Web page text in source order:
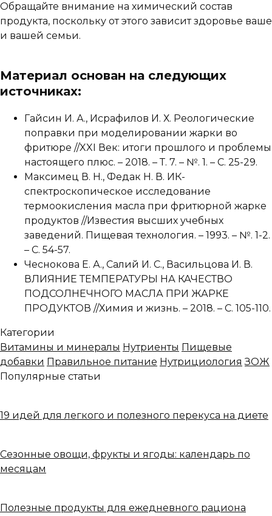
Обращайте внимание на химический состав
продукта, поскольку от этого зависит здоровье ваше
и вашей семьи.
Материал основан на следующих
источниках:
Гайсин И. А., Исрафилов И. Х. Реологические
поправки при моделировании жарки во
фритюре //XXI Век: итоги прошлого и проблемы
настоящего плюс. – 2018. – Т. 7. – №. 1. – С. 25-29.
Максимец В. Н., Федак Н. В. ИК-
спектроскопическое исследование
термоокисления масла при фритюрной жарке
продуктов //Известия высших учебных
заведений. Пищевая технология. – 1993. – №. 1-2.
– С. 54-57.
Чеснокова Е. А., Салий И. С., Васильцова И. В.
ВЛИЯНИЕ ТЕМПЕРАТУРЫ НА КАЧЕСТВО
ПОДСОЛНЕЧНОГО МАСЛА ПРИ ЖАРКЕ
ПРОДУКТОВ //Химия и жизнь. – 2018. – С. 105-110.
Категории
Витамины и минералы Нутриенты Пищевые
добавки Правильное питание Нутрициология ЗОЖ
Популярные статьи
19 идей для легкого и полезного перекуса на диете
Сезонные овощи, фрукты и ягоды: календарь по
месяцам
Полезные продукты для ежедневного рациона